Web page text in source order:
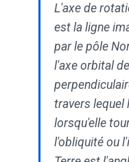
L'axe de
est la ligne
par le pôle
l'axe orbital
travers lequel
lorsqu'elle
l'obliquité ou